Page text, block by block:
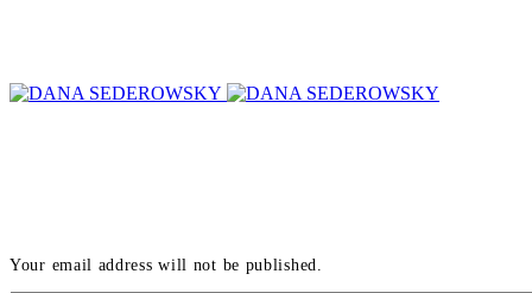
Your email address will not be published.